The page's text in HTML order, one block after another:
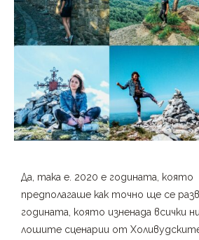
Да, така е. 2020 е годината, която
предполагаше как точно ще се
годината, която изненада всички
лошите сценарии от